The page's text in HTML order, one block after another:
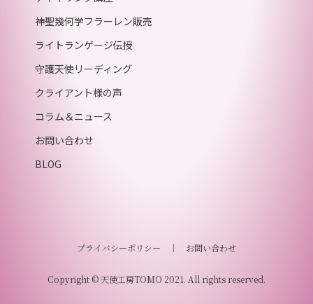
神聖幾何学フラーレン販売
ライトランゲージ伝授
守護天使リーディング
クライアント様の声
コラム＆ニュース
お問い合わせ
BLOG
プライバシーポリシー ｜ お問い合わせ
Copyright © 天使工房TOMO 2021. All rights reserved.